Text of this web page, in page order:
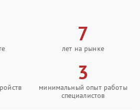
7
лет на рынке
3
минимальный опыт работы
специалистов